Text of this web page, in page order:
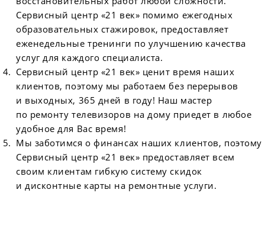
Сервисный центр «21 век» помимо ежегодных
образовательных стажировок, предоставляет
еженедельные тренинги по улучшению качества
услуг для каждого специалиста.
Сервисный центр «21 век» ценит время наших
клиентов, поэтому мы работаем без перерывов
и выходных, 365 дней в году! Наш мастер
по ремонту телевизоров на дому приедет в любое
удобное для Вас время!
Мы заботимся о финансах наших клиентов, поэтому
Сервисный центр «21 век» предоставляет всем
своим клиентам гибкую систему скидок
и дисконтные карты на ремонтные услуги.